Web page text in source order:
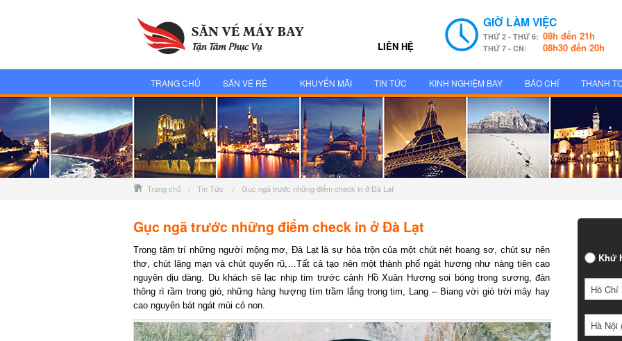
LIÊN HỆ
GIỜ LÀM VIỆC
THỨ 2 - THỨ 6:08h đến 21h
THỨ 7 - CN: 08h30 đến 20h
TRANG CHỦ SĂN VÉ RẺ KHUYẾN MÃI TIN TỨC KINH NGHIỆM BAY BÁO CHÍ THANH
Trang chủ / Tin Tức / Gục ngã trước những điểm check in ở Đà Lạt
Gục ngã trước những điểm check in ở Đà Lạt
Trong tâm trí những người mộng mơ, Đà Lạt là sự hòa trộn của một chút nét hoang sơ, chút sự nên
thơ, chút lãng mạn và chút quyến rũ,…Tất cả tạo nên một thành phố ngát hương như nàng tiên cao
nguyên dịu dàng. Du khách sẽ lạc nhịp tim trước cảnh Hồ Xuân Hương soi bóng trong sương, đàn
thông rì rầm trong gió, những hàng hượng tím trầm lắng trong tim, Lang – Biang vời gió trời mây hay
cao nguyên bát ngát mùi cỏ non.
Khứ
Hồ Chí
Hà Nội